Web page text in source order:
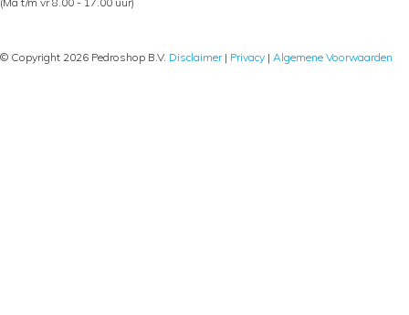
© Copyright 2026 Pedroshop B.V. Disclaimer| Privacy | Algemene Voorwaarden